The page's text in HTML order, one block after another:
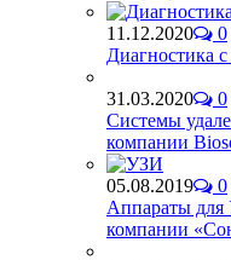
11.12.2020
0
Диагностика
31.03.2020
0
Системы
компании
05.08.2019
0
Аппараты для
компании